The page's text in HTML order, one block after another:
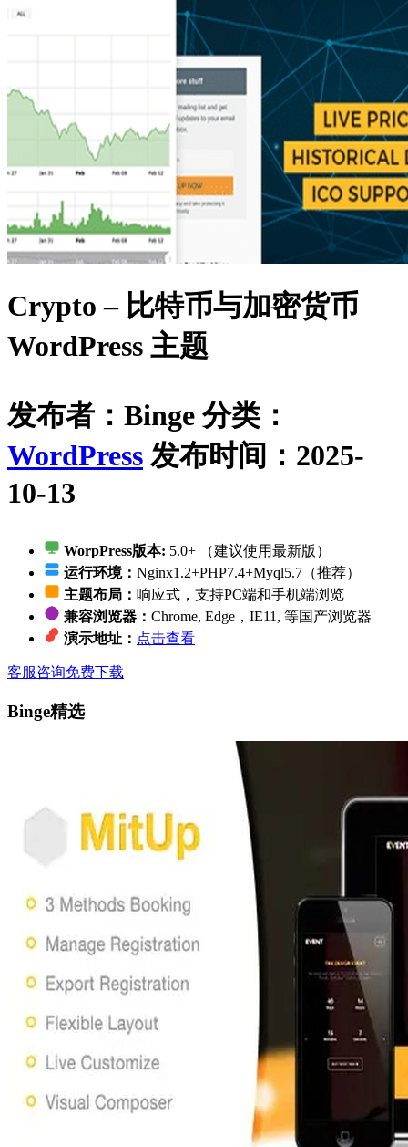
Crypto – 比特币与加密货币
WordPress 主题
发布者：Binge 分类：
WordPress 发布时间：2025-
10-13
WorpPress版本: 5.0+ （建议使用最新版）
运行环境： Nginx1.2+PHP7.4+Myql5.7（推荐）
主题布局： 响应式，支持PC端和手机端浏览
兼容浏览器： Chrome, Edge，IE11, 等国产浏览器
演示地址： 点击查看
客服咨询免费下载
Binge精选